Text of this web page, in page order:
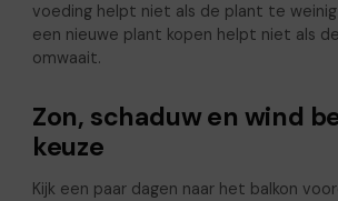
voeding helpt niet als de plant te weinig
een nieuwe plant kopen helpt niet als
omwaait.
Zon, schaduw en wind
keuze
Kijk een paar dagen naar het balkon